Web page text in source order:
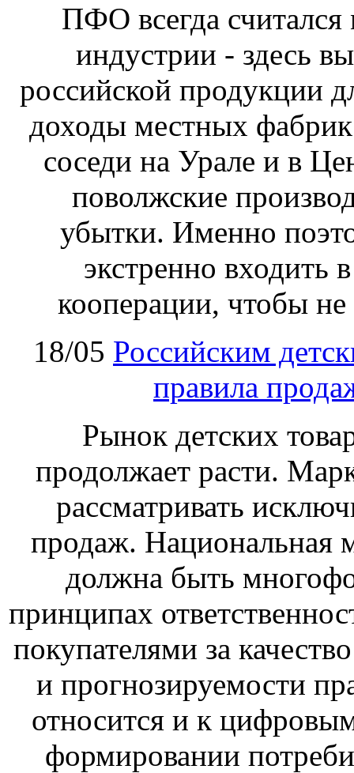
ПФО всегда
индустрии - здесь
российской продукции
доходы местных
соседи на Урале и в
поволжские
убытки. Именно
экстренно входить
кооперации, чтобы
18/05 Российским
правила
Рынок детских
продолжает расти.
рассматривать
продаж. Национальная
должна быть
принципах
покупателями за
и прогнозируемости
относится и к
формировании